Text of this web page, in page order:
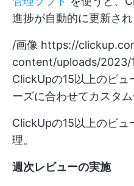
進捗が自動的に更新され
/画像 https://
content/uploads/2023/
ClickUpの15以上のビュ
ーズに合わせてカスタ
ClickUpの15以上のビュ
理。
週次レビューの実施